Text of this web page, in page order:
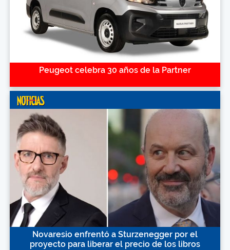
Peugeot celebra 30 años de la Partner
Novaresio enfrentó a Sturzenegger por el
proyecto para liberar el precio de los libros